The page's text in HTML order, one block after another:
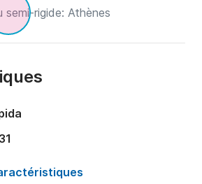
600cv